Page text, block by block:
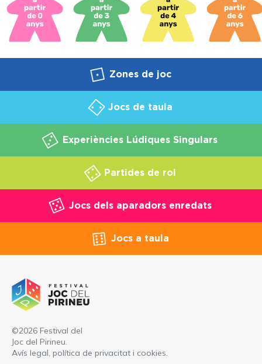
Zones de joc
Jocs de taula
Experiències Lúdiques Singulars
Partides de rol
Jocs dels aparadors enredats
Jocs a taula
©2026 Festival del
Joc del Pirineu.
Avís legal, política de privacitat i cookies.